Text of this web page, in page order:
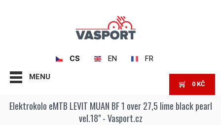
CS EN FR
MENU
0 KČ
Elektrokolo eMTB LEVIT MUAN BF 1 over 27,5 lime black pearl
vel.18" - Vasport.cz